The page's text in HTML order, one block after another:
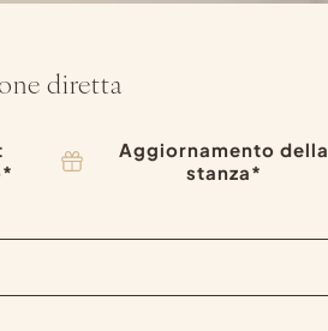
diretta
Aggiornamento della
stanza*